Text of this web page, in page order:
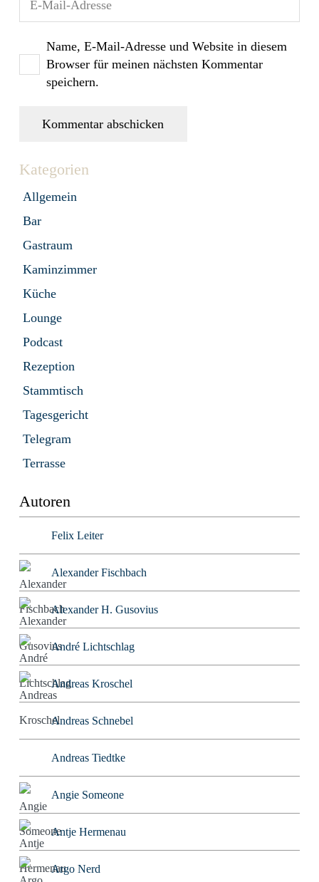
Name, E-Mail-Adresse und Website in diesem
Browser für meinen nächsten Kommentar
speichern.
Kommentar abschicken
Kategorien
Allgemein
Bar
Gastraum
Kaminzimmer
Küche
Lounge
Podcast
Rezeption
Stammtisch
Tagesgericht
Telegram
Terrasse
Autoren
Felix Leiter
Alexander Fischbach
Alexander H. Gusovius
André Lichtschlag
Andreas Kroschel
Andreas Schnebel
Andreas Tiedtke
Angie Someone
Antje Hermenau
Argo Nerd